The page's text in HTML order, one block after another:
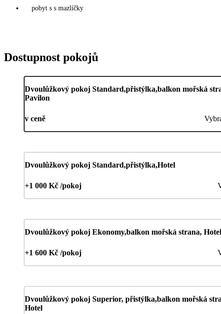
pobyt s s mazlíčky
Dostupnost pokojů
Dvoulůžkový pokoj Standard,přistýlka,balkon mořská
Pavilon
v ceně
Dvoulůžkový pokoj Standard,přistýlka,Hotel
+1 000 Kč /pokoj
Dvoulůžkový pokoj Ekonomy,balkon mořská strana, Hotel
+1 600 Kč /pokoj
Dvoulůžkový pokoj Superior, přistýlka,balkon mořská
Hotel